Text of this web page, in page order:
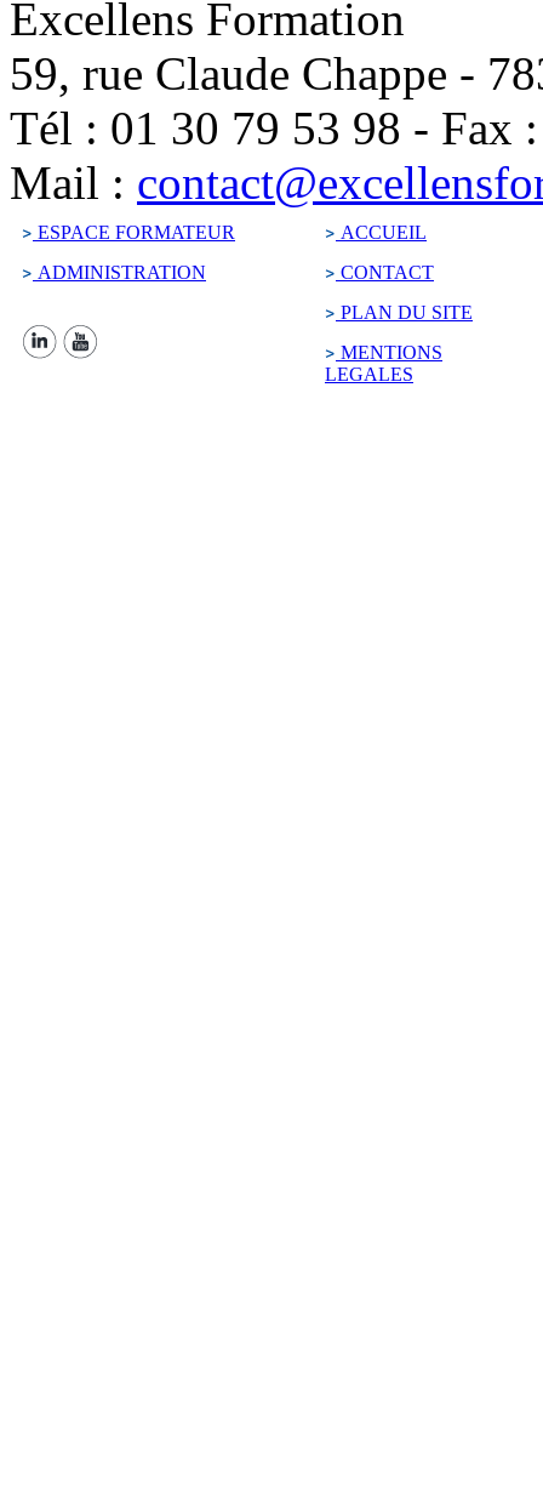
Excellens Formation
59, rue Claude Chappe -
Tél : 01 30 79 53 98 - Fax
Mail :
ESPACE FORMATEUR
ACCUEIL
ADMINISTRATION
CONTACT
PLAN DU SITE
MENTIONS
LEGALES